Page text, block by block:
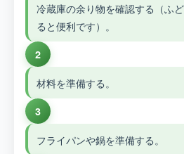
冷蔵庫の余り物を確認する（ふ
ると便利です）。
2
材料を準備する。
3
フライパンや鍋を準備する。